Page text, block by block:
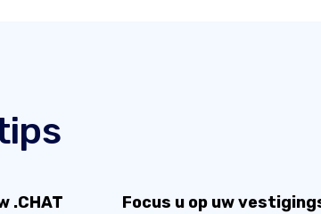
.CHAT
Focus u op uw